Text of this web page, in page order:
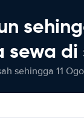
sewa
sehingga 11